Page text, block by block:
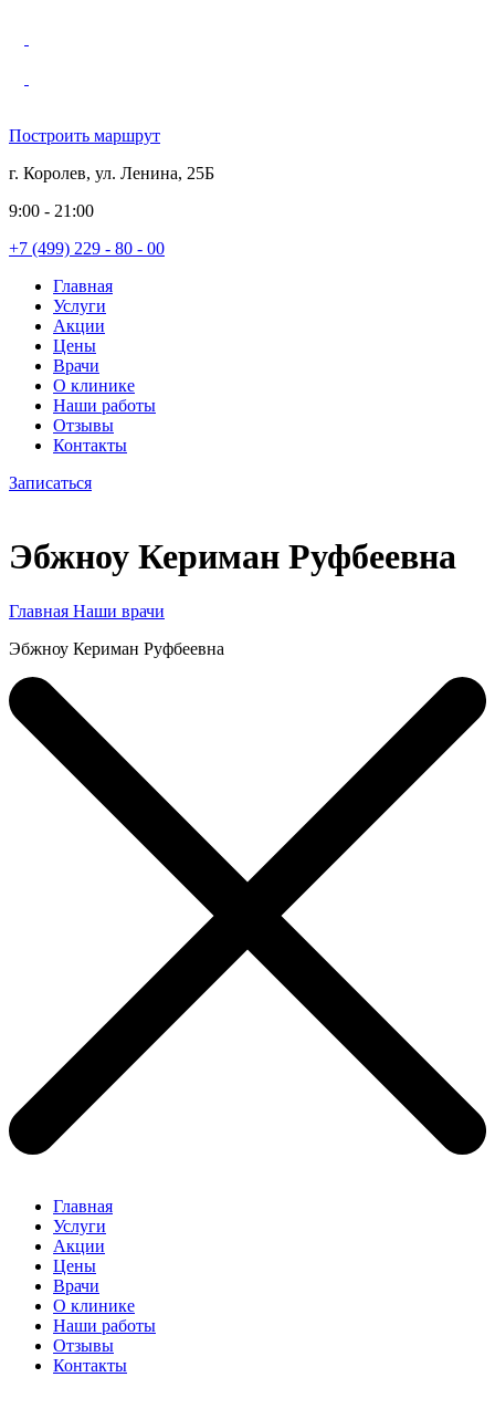
Построить маршрут
г. Королев, ул. Ленина, 25Б
9:00 - 21:00
+7 (499) 229 - 80 - 00
Главная
Услуги
Акции
Цены
Врачи
О клинике
Наши работы
Отзывы
Контакты
Записаться
Эбжноу Кериман Руфбеевна
Главная Наши врачи
Эбжноу Кериман Руфбеевна
Главная
Услуги
Акции
Цены
Врачи
О клинике
Наши работы
Отзывы
Контакты